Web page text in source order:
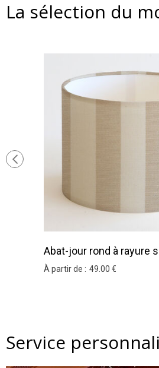
La sélection du
Abat-jour rond à rayure
À partir de : 49 .00 €
Service